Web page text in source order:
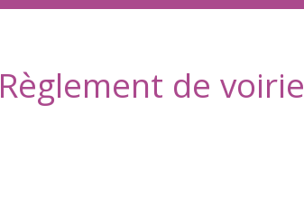
Règlement de voirie